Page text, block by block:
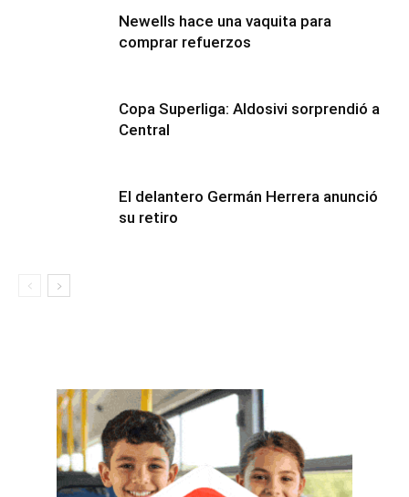
Newells hace una vaquita para
comprar refuerzos
Copa Superliga: Aldosivi sorprendió a
Central
El delantero Germán Herrera anunció
su retiro